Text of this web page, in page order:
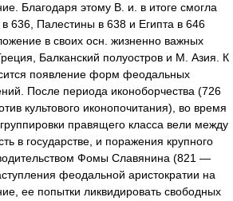
Благодаря этому В. и. в итоге смогла
636, Палестины в 638 и Египта в 646
в своих осн. жизненно важных
Балканский полуостров и М. Азия. К
появление форм феодальных
После периода иконоборчества (726
культового иконопочитания), во время
правящего класса вели между
в государстве, и поражения крупного
Фомы Славянина (821 —
феодальной аристократии на
ее попытки ликвидировать свободных